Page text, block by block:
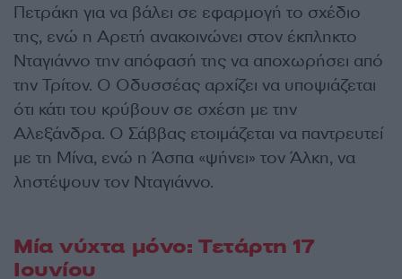
Πετράκη για να βάλει σε εφαρμογή το σχέδιο
της, ενώ η Αρετή ανακοινώνει στον έκπληκτο
Νταγιάννο την απόφασή της να αποχωρήσει από
την Τρίτον. Ο Οδυσσέας αρχίζει να υποψιάζεται
ότι κάτι του κρύβουν σε σχέση με την
Αλεξάνδρα. Ο Σάββας ετοιμάζεται να παντρευτεί
με τη Μίνα, ενώ η Άσπα «ψήνει» τον Άλκη, να
ληστέψουν τον Νταγιάννο.
Μία νύχτα μόνο: Τετάρτη 17
Ιουνίου